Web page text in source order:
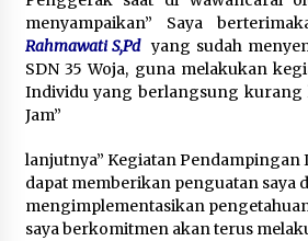
menyampaikan” Saya
Rahmawati S,Pdyang sudah
SDN 35 Woja, guna melakukan
Individu yang berlangsung kurang
Jam”
lanjutnya” Kegiatan
dapat memberikan penguatan saya
mengimplementasikan
saya berkomitmen akan terus